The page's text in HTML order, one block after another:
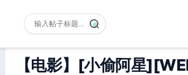
【电影】[小偷阿星